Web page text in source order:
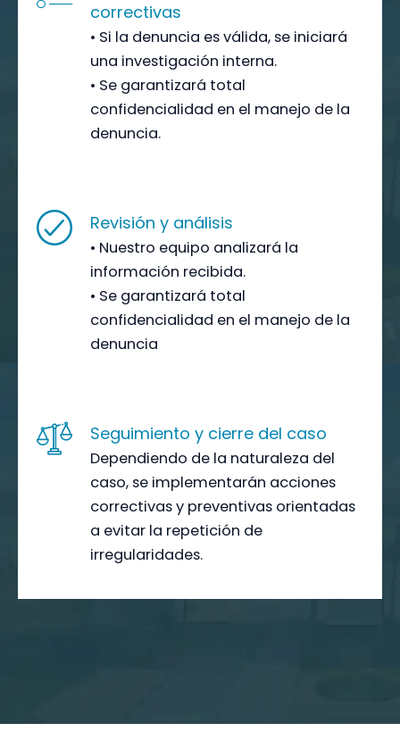
correctivas
• Si la denuncia es válida, se iniciará
una investigación interna.
• Se garantizará total
confidencialidad en el manejo de la
denuncia.
Revisión y análisis
• Nuestro equipo analizará la
información recibida.
• Se garantizará total
confidencialidad en el manejo de la
denuncia
Seguimiento y cierre del caso
Dependiendo de la naturaleza del
caso, se implementarán acciones
correctivas y preventivas orientadas
a evitar la repetición de
irregularidades.